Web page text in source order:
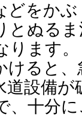
どをかぶ
とぬる
ます。
けると、
道設備が
、十分